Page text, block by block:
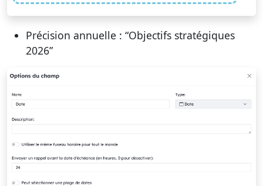
Précision annuelle : “Objectifs stratégiques
2026”